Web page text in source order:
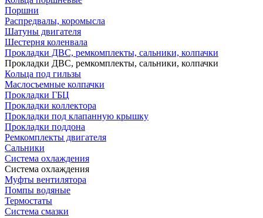
Поршни
Распредвалы, коромысла
Шатуны двигателя
Шестерня коленвала
Прокладки ДВС, ремкомплекты, сальники, колпачки
Прокладки ДВС, ремкомплекты, сальники, колпачки
Кольца под гильзы
Маслосъемные колпачки
Прокладки ГБЦ
Прокладки коллектора
Прокладки под клапанную крышку
Прокладки поддона
Ремкомплекты двигателя
Сальники
Система охлаждения
Система охлаждения
Муфты вентилятора
Помпы водяные
Термостаты
Система смазки